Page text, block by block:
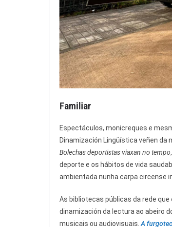
Familiar
Espectáculos, monicreques e
Dinamización Lingüística veñen da
Bolechas deportistas viaxan no tempo
deporte e os hábitos de vida
ambientada nunha carpa circense
As bibliotecas públicas da rede
dinamización da lectura ao abeiro
musicais ou audiovisuais. A